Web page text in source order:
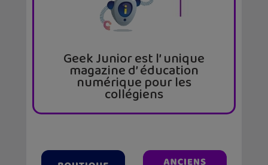
Geek Junior est l’ unique
magazine d’ éducation
numérique pour les
collégiens